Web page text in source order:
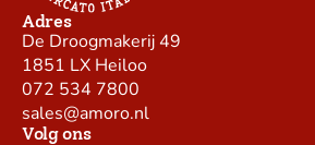
Adres
De Droogmakerij 49
1851 LX Heiloo
072 534 7800
sales@amoro.nl
Volg ons